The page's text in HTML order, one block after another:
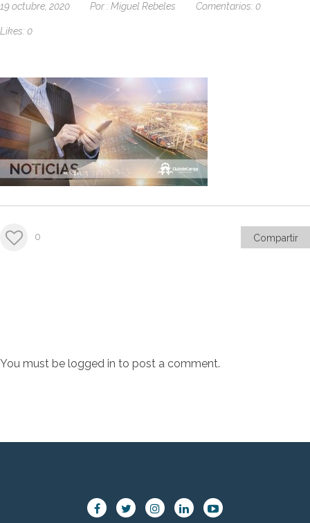
19 octubre, 2020 Por : Miguel Rebeles Comentarios: 0
Likes: 0
0 Compartir
You must be logged in to post a comment.